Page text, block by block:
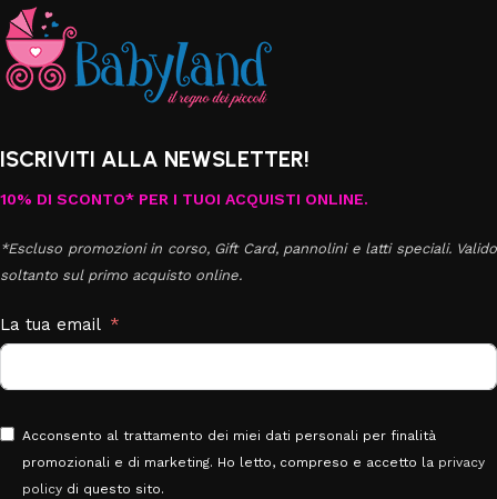
ISCRIVITI ALLA NEWSLETTER!
10% DI SCONTO* PER I TUOI ACQUISTI ONLINE.
*Escluso promozioni in corso, Gift Card, pannolini e latti speciali. Valido
soltanto sul primo acquisto online.
La tua email
Acconsento al trattamento dei miei dati personali per finalità
promozionali e di marketing. Ho letto, compreso e accetto la privacy
policy di questo sito.